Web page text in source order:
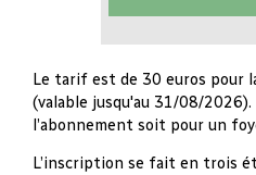
Le tarif est de 30 euros pour
(valable jusqu'au 31/08/
l’abonnement soit pour un
L’inscription se fait en trois